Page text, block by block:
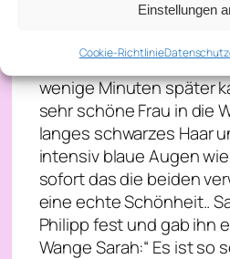
Einstellungen
Cookie-Richtlinie
und er sieht immer wer
Ich nickte und er
wenige Minuten später
sehr schöne Frau in die
langes schwarzes Haar
intensiv blaue Augen
sofort das die beiden
eine echte Schönheit..
Philipp fest und gab ihn
Wange Sarah:“ Es ist so